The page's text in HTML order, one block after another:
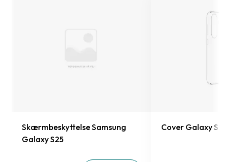
Skærmbeskyttelse Samsung
Galaxy S25
Cover Galaxy S25